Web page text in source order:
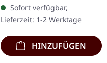
Jewelcase mit 12-seitigem
Booklet. Subterfuge
Carver…
Sofort verfügbar,
Lieferzeit: 1-2 Werktage
HINZUFÜGEN